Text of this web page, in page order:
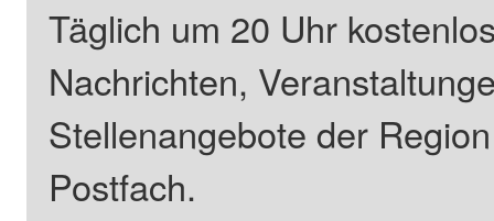
Täglich um 20 Uhr
Nachrichten,
Stellenangebote der
Postfach.